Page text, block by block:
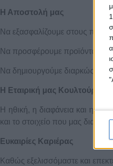
Η Αποστολή μας
Να εξασφαλίζουμε στους
Να προσφέρουμε προϊόντα και
Να δημιουργούμε διαρκώς
Η Εταιρική μας Κουλτούρα
Η ηθική, η διαφάνεια και η
και το στοιχείο που μας
Ευκαιρίες Καριέρας
Καθώς εξελισσόμαστε και